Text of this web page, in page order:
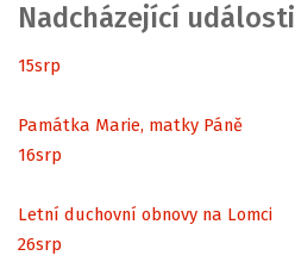
Nadcházející události
15srp
Památka Marie, matky Páně
16srp
Letní duchovní obnovy na Lomci
26srp